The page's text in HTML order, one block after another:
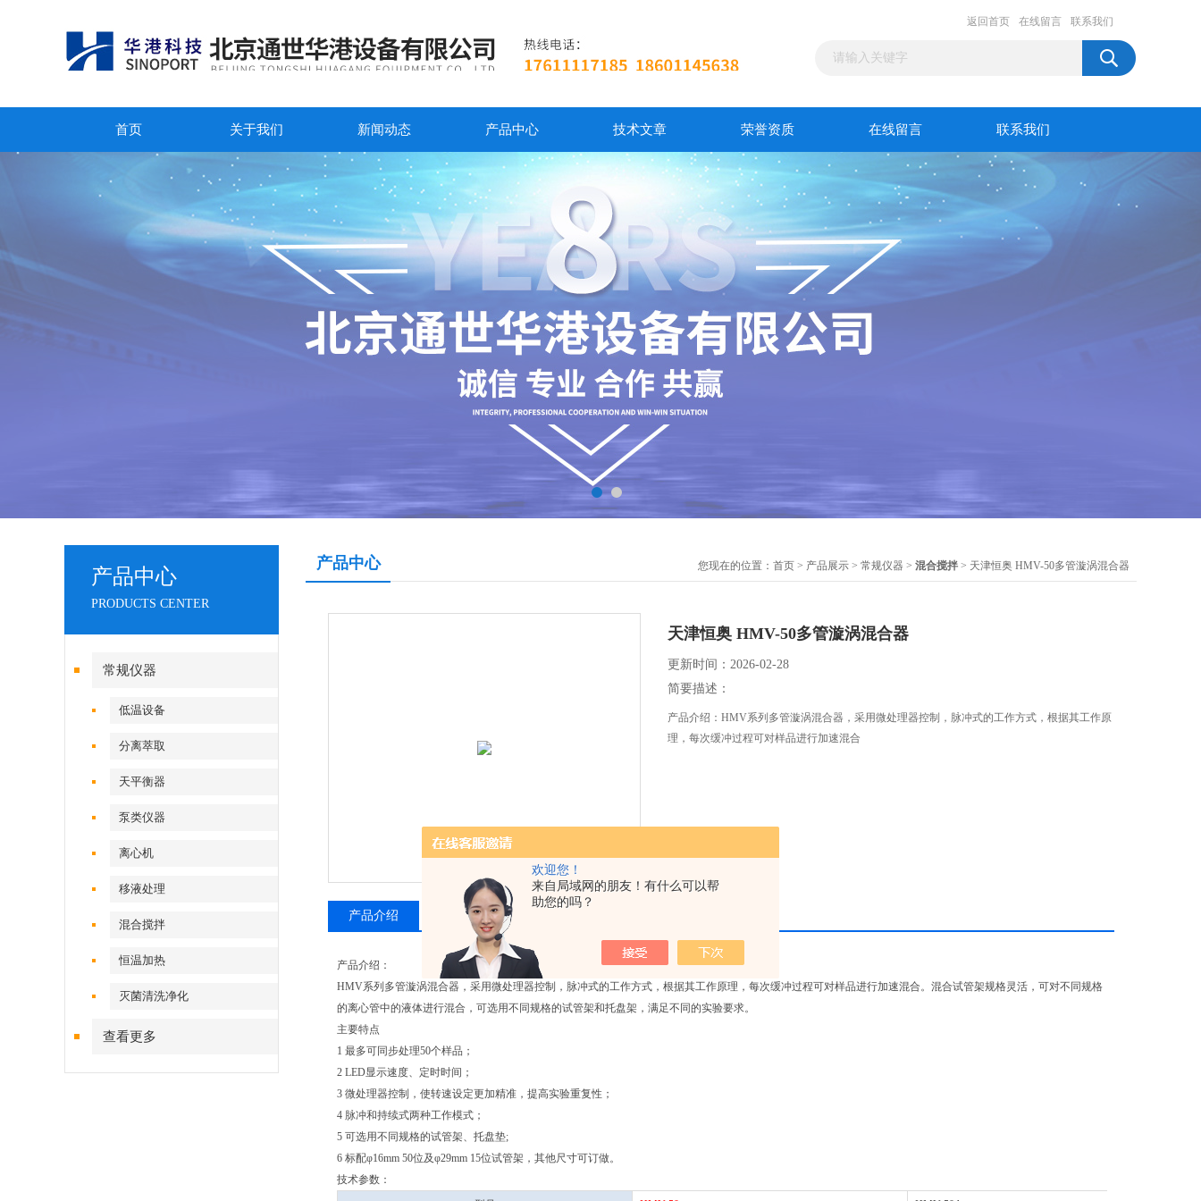
欢迎您！
来自局域网的朋友！有什么可以帮
助您的吗？
返回首页 在线留言 联系我们
首页 关于我们 新闻动态 产品中心 技术文章 荣誉资质 在线留言 联系我们
产品中心
PRODUCTS CENTER
常规仪器
低温设备
分离萃取
天平衡器
泵类仪器
离心机
移液处理
混合搅拌
恒温加热
灭菌清洗净化
查看更多
产品中心 您现在的位置： 首页 > 产品展示 > 常规仪器 > 混合搅拌 > 天津恒奥 HMV-50多管漩涡混合器
天津恒奥 HMV-50多管漩涡混合器
更新时间：2026-02-28
简要描述：
产品介绍：HMV系列多管漩涡混合器，采用微处理器控制，脉冲式的工作方式，根据其工作原
理，每次缓冲过程可对样品进行加速混合
产品介绍 相关产品
产品介绍：
HMV系列多管漩涡混合器，采用微处理器控制，脉冲式的工作方式，根据其工作原理，每次缓冲过程可对样品进行加速混合。混合试管架规格灵活，可对不同规格
的离心管中的液体进行混合，可选用不同规格的试管架和托盘架，满足不同的实验要求。
主要特点
1 最多可同步处理50个样品；
2 LED显示速度、定时时间；
3 微处理器控制，使转速设定更加精准，提高实验重复性；
4 脉冲和持续式两种工作模式；
5 可选用不同规格的试管架、托盘垫;
6 标配φ16mm 50位及φ29mm 15位试管架，其他尺寸可订做。
技术参数：